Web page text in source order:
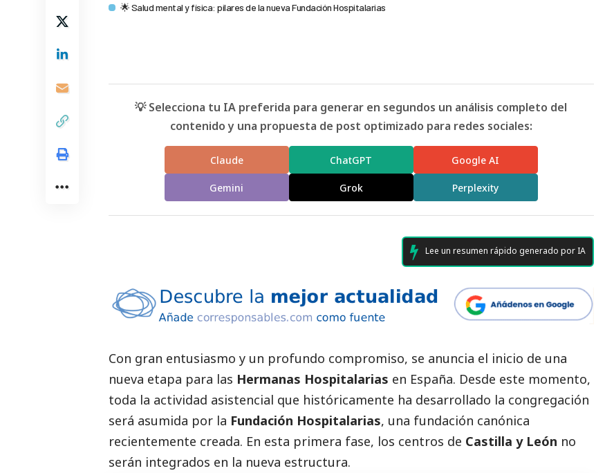
🌟 Salud mental y física: pilares de la nueva Fundación Hospitalarias
💡 Selecciona tu IA preferida para generar en segundos un análisis completo del
contenido y una propuesta de post optimizado para redes sociales:
Claude ChatGPT Google AI
Gemini Grok Perplexity
Lee un resumen rápido generado por IA
Con gran entusiasmo y un profundo compromiso, se anuncia el inicio de una
nueva etapa para las Hermanas Hospitalarias en España. Desde este momento,
toda la actividad asistencial que históricamente ha desarrollado la congregación
será asumida por la Fundación Hospitalarias, una fundación canónica
recientemente creada. En esta primera fase, los centros de Castilla y León no
serán integrados en la nueva estructura.